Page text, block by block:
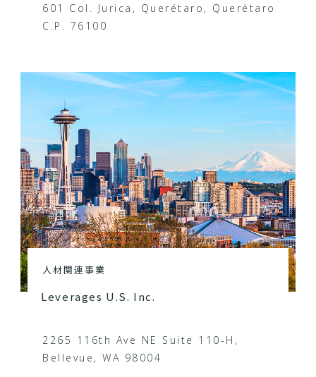
601 Col. Jurica, Querétaro, Querétaro
C.P. 76100
人材関連事業
Leverages U.S. Inc.
2265 116th Ave NE Suite 110-H,
Bellevue, WA 98004